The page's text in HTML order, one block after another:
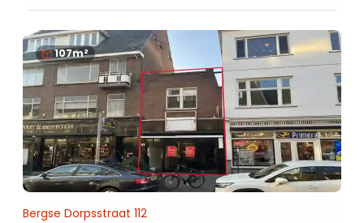
107m²
Bergse Dorpsstraat 112